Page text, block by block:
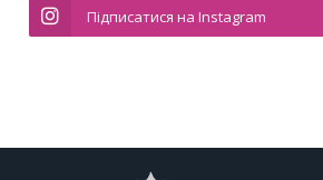
Підписатися на Instagram